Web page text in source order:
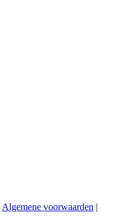
Algemene voorwaarden |